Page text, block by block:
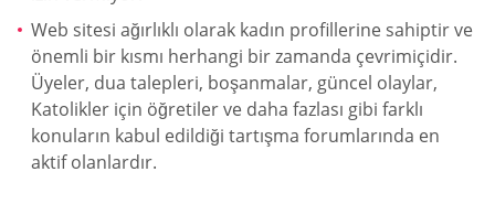
Web sitesi ağırlıklı olarak kadın profillerine sahiptir ve
önemli bir kısmı herhangi bir zamanda çevrimiçidir.
Üyeler, dua talepleri, boşanmalar, güncel olaylar,
Katolikler için öğretiler ve daha fazlası gibi farklı
konuların kabul edildiği tartışma forumlarında en
aktif olanlardır.